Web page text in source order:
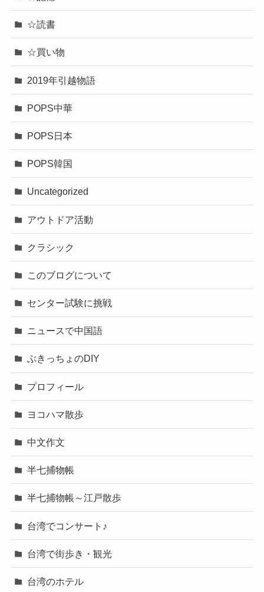
☆読書
☆買い物
2019年引越物語
POPS中華
POPS日本
POPS韓国
Uncategorized
アウトドア活動
クラシック
このブログについて
センター試験に挑戦
ニュースで中国語
ぶきっちょのDIY
プロフィール
ヨコハマ散歩
中文作文
半七捕物帳
半七捕物帳～江戸散歩
台湾でコンサート♪
台湾で街歩き・観光
台湾のホテル